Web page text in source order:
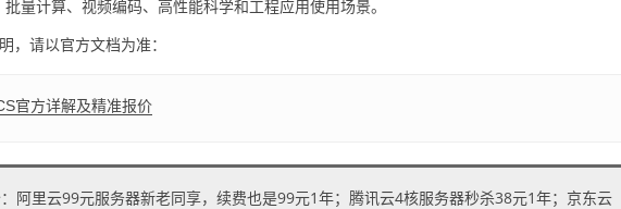
量计算、视频编码、高性能科学和工程应用使用场景。
，请以官方文档为准：
官方详解及精准报价
阿里云99元服务器新老同享，续费也是99元1年；腾讯云4核服务器秒杀38元1年；京东云